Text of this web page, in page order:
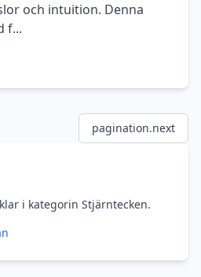
och intuition. Denna
f...
pagination.next
i kategorin Stjärntecken.